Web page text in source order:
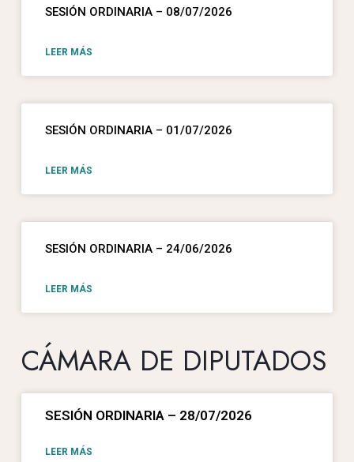
SESIÓN ORDINARIA – 08/07/2026
LEER MÁS
SESIÓN ORDINARIA – 01/07/2026
LEER MÁS
SESIÓN ORDINARIA – 24/06/2026
LEER MÁS
CÁMARA DE DIPUTADOS
SESIÓN ORDINARIA – 28/07/2026
LEER MÁS